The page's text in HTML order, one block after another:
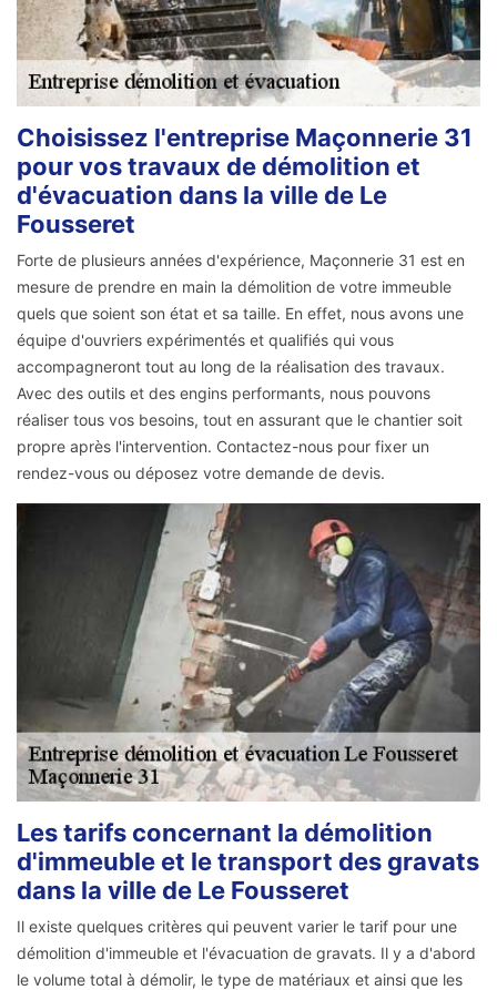
Choisissez l'entreprise Maçonnerie 31
pour vos travaux de démolition et
d'évacuation dans la ville de Le
Fousseret
Forte de plusieurs années d'expérience, Maçonnerie 31 est en
mesure de prendre en main la démolition de votre immeuble
quels que soient son état et sa taille. En effet, nous avons une
équipe d'ouvriers expérimentés et qualifiés qui vous
accompagneront tout au long de la réalisation des travaux.
Avec des outils et des engins performants, nous pouvons
réaliser tous vos besoins, tout en assurant que le chantier soit
propre après l'intervention. Contactez-nous pour fixer un
rendez-vous ou déposez votre demande de devis.
Les tarifs concernant la démolition
d'immeuble et le transport des gravats
dans la ville de Le Fousseret
Il existe quelques critères qui peuvent varier le tarif pour une
démolition d'immeuble et l'évacuation de gravats. Il y a d'abord
le volume total à démolir, le type de matériaux et ainsi que les